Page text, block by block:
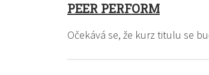
PEER PERFORM
Očekává se, že kurz titulu se